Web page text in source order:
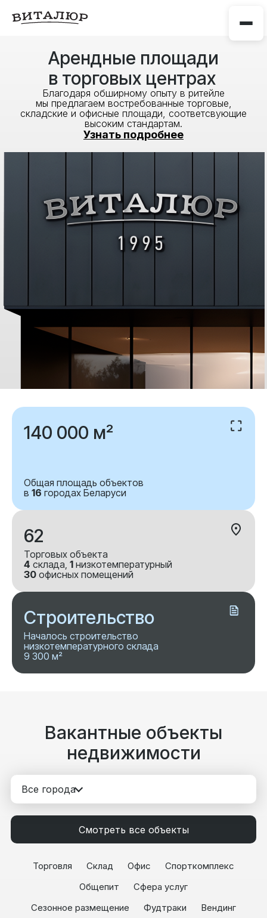
Арендные площади
в торговых центрах
Благодаря обширному опыту в ритейле
мы предлагаем востребованные торговые,
складские и офисные площади, соответсвующие
высоким стандартам.
Узнать подробнее
140 000 м²
Общая площадь объектов
в 16 городах Беларуси
62
Торговых объекта
4 склада, 1 низкотемпературный
30 офисных помещений
Строительство
Началось строительство
низкотемпературного склада
9 300 м²
Вакантные объекты
недвижимости
Все города
Смотреть все объекты
Торговля Склад Офис
Спорткомплекс
Общепит
Сфера услуг
Сезонное размещение
Фудтраки Вендинг